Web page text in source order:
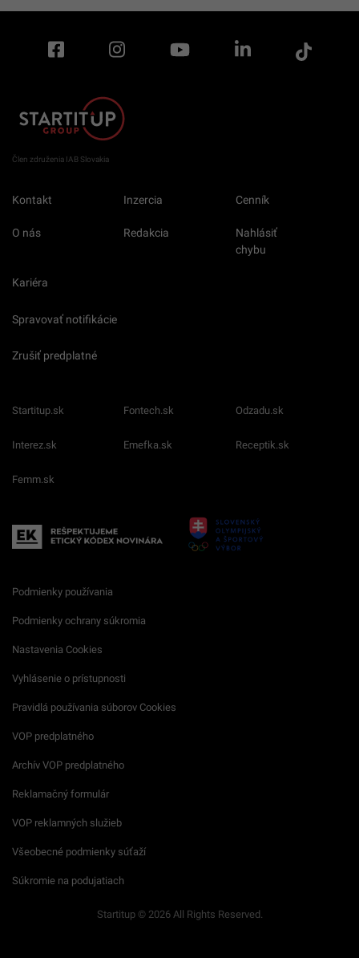
Člen združenia IAB Slovakia
Kontakt Inzercia Cenník
O nás Redakcia
Nahlásiť
chybu
Kariéra
Spravovať notifikácie
Zrušiť predplatné
Startitup.sk Fontech.sk Odzadu.sk
Interez.sk Emefka.sk Receptik.sk
Femm.sk
Podmienky používania
Podmienky ochrany súkromia
Nastavenia Cookies
Vyhlásenie o prístupnosti
Pravidlá používania súborov Cookies
VOP predplatného
Archív VOP predplatného
Reklamačný formulár
VOP reklamných služieb
Všeobecné podmienky súťaží
Súkromie na podujatiach
Startitup © 2026 All Rights Reserved.